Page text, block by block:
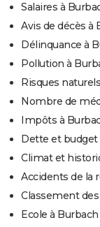
Salaires à
Avis de décès à
Délinquance à
Pollution à
Risques
Nombre de
Impôts à
Dette et budget
Climat et
Accidents de la
Classement
Ecole à Burbach